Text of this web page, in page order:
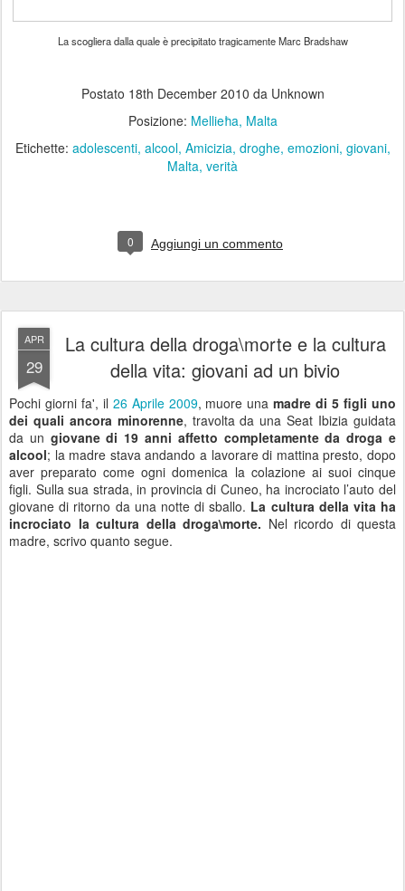
La scogliera dalla quale è precipitato tragicamente Marc Bradshaw
Postato 18th December 2010 da Unknown
Posizione: Mellieħa, Malta
Etichette: adolescenti alcool Amicizia droghe emozioni giovani
Malta verità
0 Aggiungi un commento
APR
29
La cultura della droga\morte e la cultura
della vita: giovani ad un bivio
Pochi giorni fa', il 26 Aprile 2009, muore unamadre di 5 figli uno
dei quali ancora minorenne, travolta da una Seat Ibizia guidata
da un giovane di 19 anni affetto completamente da droga e
alcool; la madre stava andando a lavorare di mattina presto, dopo
aver preparato come ogni domenica la colazione ai suoi cinque
figli. Sulla sua strada, in provincia di Cuneo, ha incrociato l’auto del
giovane di ritorno da una notte di sballo. La cultura della vita ha
incrociato la cultura della droga\morte. Nel ricordo di questa
madre, scrivo quanto segue.